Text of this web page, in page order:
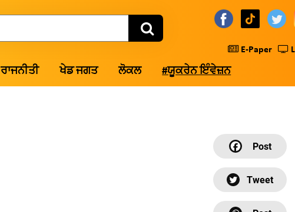
E-Paper
ਰਾਜਨੀਤੀ ਖੇਡ ਜਗਤ ਲੋਕਲ #ਯੂਕਰੇਨ ਇੰਵੇਜ਼ਨ